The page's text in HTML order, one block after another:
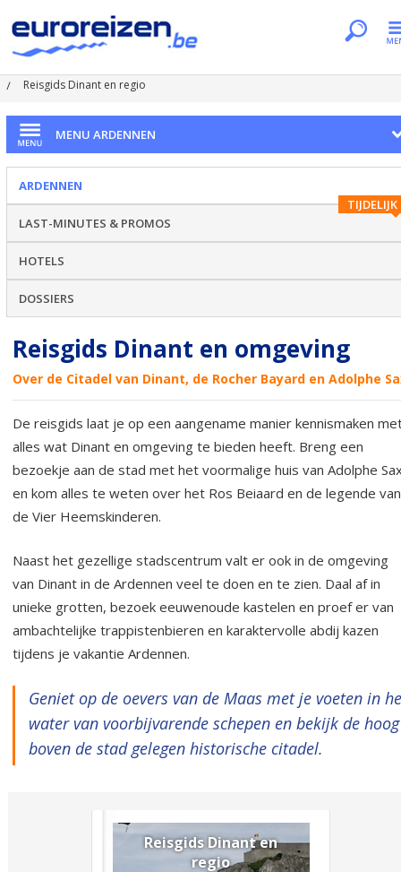
Reisgids Dinant en regio
MENU ARDENNEN
ARDENNEN
TIJDELIJK
LAST-MINUTES & PROMOS
HOTELS
DOSSIERS
Reisgids Dinant en omgeving
Over de Citadel van Dinant, de Rocher Bayard en Adolphe
De reisgids laat je op een aangename manier kennismaken
alles wat Dinant en omgeving te bieden heeft. Breng een
bezoekje aan de stad met het voormalige huis van Adolphe
en kom alles te weten over het Ros Beiaard en de legende van
de Vier Heemskinderen.
Naast het gezellige stadscentrum valt er ook in de omgeving
van Dinant in de Ardennen veel te doen en te zien. Daal af in
unieke grotten, bezoek eeuwenoude kastelen en proef er van
ambachtelijke trappistenbieren en karaktervolle abdij kazen
tijdens je vakantie Ardennen.
Geniet op de oevers van de Maas met je voeten in
water van voorbijvarende schepen en bekijk de hoog
boven de stad gelegen historische citadel.
Reisgids Dinant en
regio